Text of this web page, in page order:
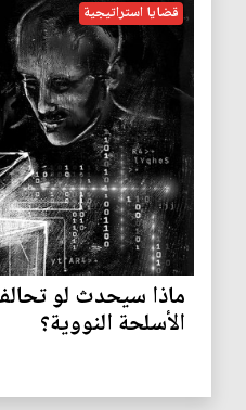
قضايا استراتيجية
ماذا سيحدث لو
الأسلحة النووية؟